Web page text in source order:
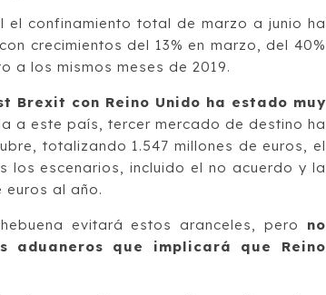
el confinamiento total de marzo a junio ha
crecimientos del 13% en marzo, del 40%
a los mismos meses de 2019.
con Reino Unido ha estado muy
a este país, tercer mercado de destino ha
totalizando 1.547 millones de euros, el
los escenarios, incluido el no acuerdo y la
euros al año.
evitará estos aranceles, pero no
aduaneros que implicará que Reino